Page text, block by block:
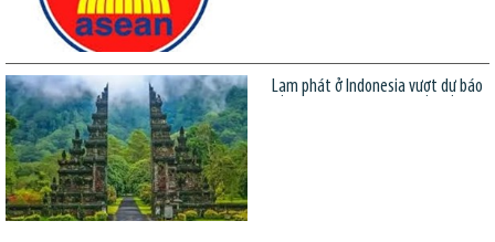
Lạm phát ở Indonesia vượt dự báo